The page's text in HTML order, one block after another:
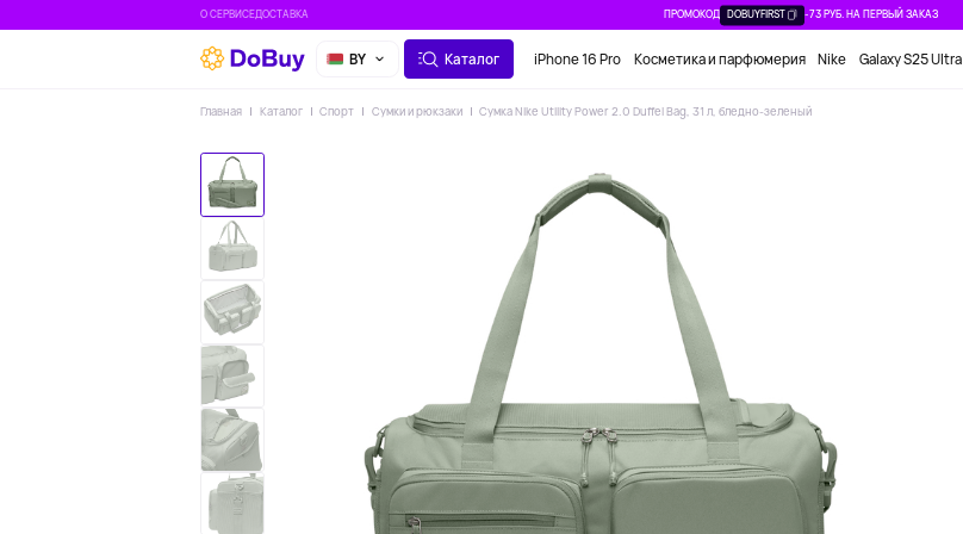
О СЕРВИСЕДОСТАВКА ПРОМОКОД DOBUYFIRST -73 РУБ. НА ПЕРВЫЙ ЗАКАЗ
BY Каталог iPhone 16 Pro Косметика и парфюмерия Nike Galaxy S25 Ultra
Главная Каталог Спорт Сумки и рюкзаки Сумка Nike Utility Power 2.0 Duffel Bag, 31 л, бледно-зеленый